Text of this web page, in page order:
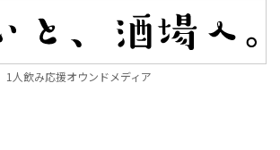
1人飲み応援オウンドメディア